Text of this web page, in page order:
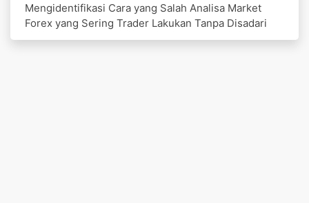
Mengidentifikasi Cara yang Salah Analisa Market
Forex yang Sering Trader Lakukan Tanpa Disadari